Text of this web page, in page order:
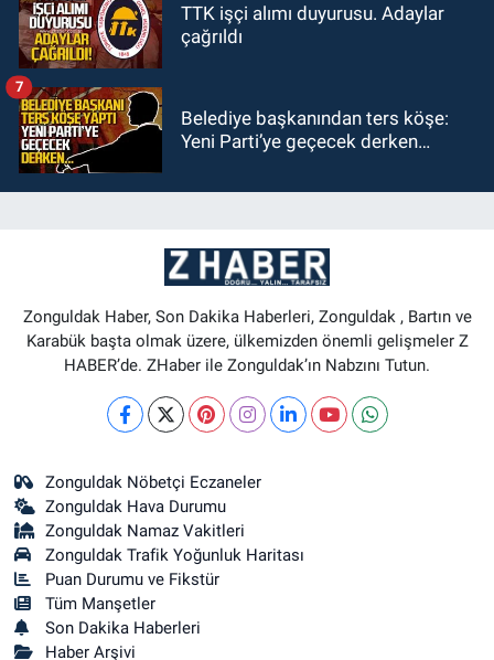
TTK işçi alımı duyurusu. Adaylar
çağrıldı
Belediye başkanından ters köşe:
Yeni Parti’ye geçecek derken…
7
Zonguldak Haber, Son Dakika Haberleri, Zonguldak , Bartın ve
Karabük başta olmak üzere, ülkemizden önemli gelişmeler Z
HABER’de. ZHaber ile Zonguldak’ın Nabzını Tutun.
Zonguldak Nöbetçi Eczaneler
Zonguldak Hava Durumu
Zonguldak Namaz Vakitleri
Zonguldak Trafik Yoğunluk Haritası
Puan Durumu ve Fikstür
Tüm Manşetler
Son Dakika Haberleri
Haber Arşivi